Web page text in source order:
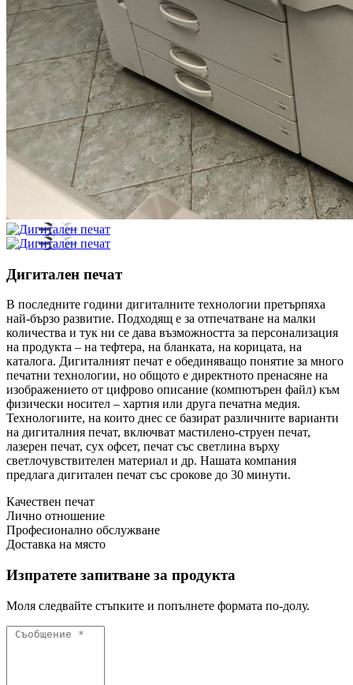
Дигитален печат
В последните години дигиталните технологии претърпяха
най-бързо развитие. Подходящ е за отпечатване на малки
количества и тук ни се дава възможността за персонализация
на продукта – на тефтера, на бланката, на корицата, на
каталога. Дигиталният печат е обединяващо понятие за много
печатни технологии, но общото е директното пренасяне на
изображението от цифрово описание (компютърен файл) към
физически носител – хартия или друга печатна медия.
Технологиите, на които днес се базират различните варианти
на дигиталния печат, включват мастилено-струен печат,
лазерен печат, сух офсет, печат със светлина върху
светлочувствителен материал и др. Нашата компания
предлага дигитален печат със срокове до 30 минути.
Качествен печат
Лично отношение
Професионално обслужване
Доставка на място
Изпратете запитване за продукта
Моля следвайте стъпките и попълнете формата по-долу.